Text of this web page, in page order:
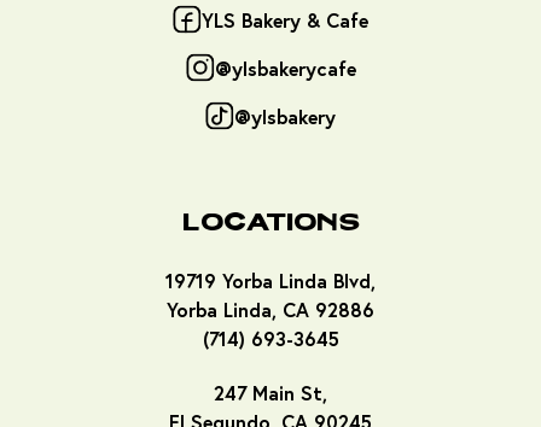
YLS Bakery & Cafe
@ylsbakerycafe
@ylsbakery
Locations
19719 Yorba Linda Blvd,
Yorba Linda, CA 92886
(714) 693-3645
247 Main St,